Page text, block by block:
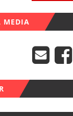
MEDIA